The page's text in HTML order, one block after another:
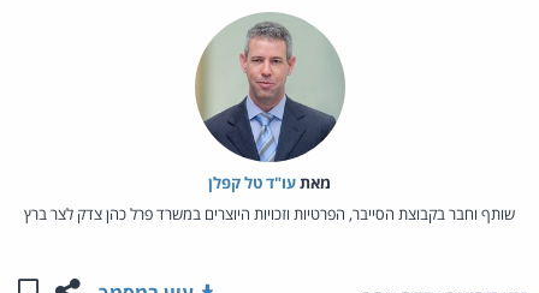
מאת‏עו"ד טל קפלן
שותף וחבר בקבוצת הסייבר, הפרטיות וזכויות היוצרים במשרד פרל כהן צדק לצר ברץ